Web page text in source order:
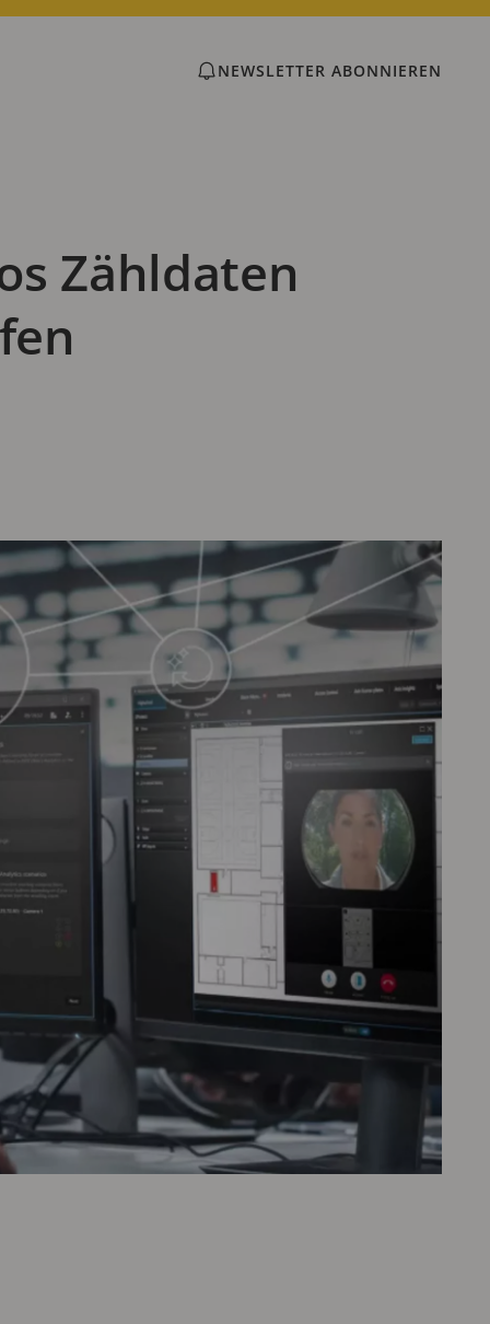
NEWSLETTER ABONNIEREN
Zähldaten